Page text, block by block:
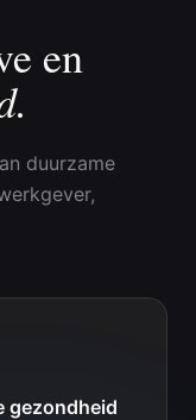
en
duurzame
gezondheid